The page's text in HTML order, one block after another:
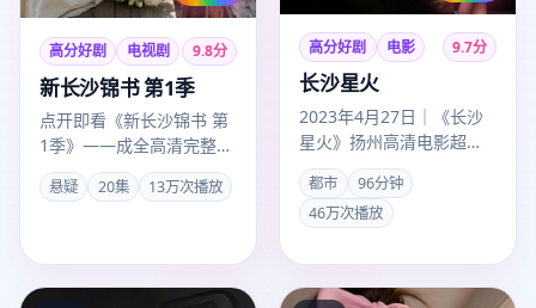
高分好剧 电视剧 9.8分
新长沙锦书 第1季
点开即看《新长沙锦书 第
1季》——成全高清完整免
费大全为成全观看高清完
整免费大全用户精选的悬
悬疑 20集 13万次播放
高分好剧 电影 9.7分
长沙星火
2023年4月27日｜《长沙
星火》扬州高清电影超清
上线。赵冬苓以都市手法
叙事，任嘉伦、赵丽颖演
技…
都市
96分钟
46万次播放